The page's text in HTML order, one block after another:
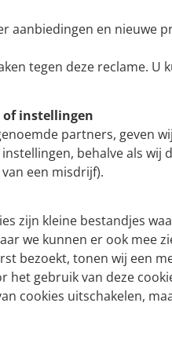
aanbiedingen en nieuwe
tegen deze reclame. U
of instellingen
partners, geven
behalve als
een misdrijf).
zijn kleine bestandjes
we kunnen er ook mee
bezoekt, tonen wij een
het gebruik van deze
cookies uitschakelen,